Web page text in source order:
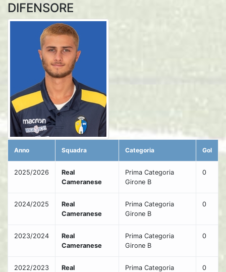
DIFENSORE
Anno Squadra Categoria Gol
2025/2026
Real
Cameranese
Prima Categoria
Girone B
0
2024/2025
Real
Cameranese
Prima Categoria
Girone B
0
2023/2024
Real
Cameranese
Prima Categoria
Girone B
0
2022/2023
Real
Prima Categoria
0